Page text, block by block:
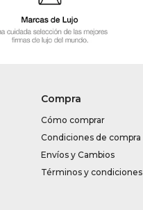
Compra
Cómo comprar
Condiciones de compra
Envíos y Cambios
Términos y condiciones